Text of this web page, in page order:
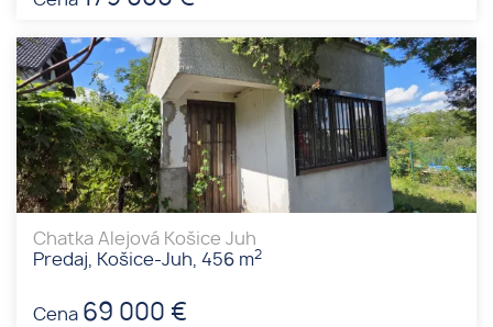
Chatka Alejová Košice Juh
Predaj, Košice-Juh, 456 m2
Cena 69 000 €